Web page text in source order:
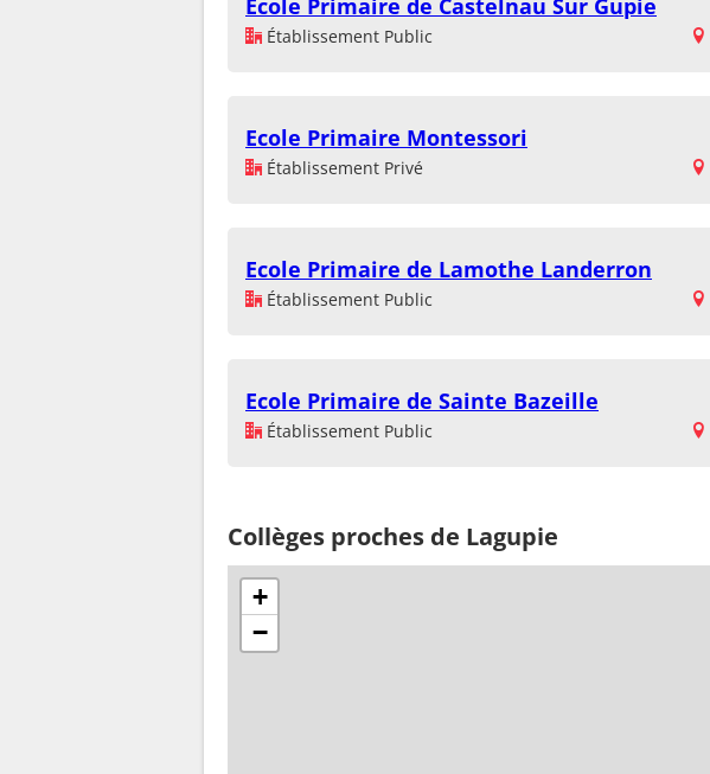
Ecole Primaire de Castelnau Sur Gupie
Établissement Public
Ecole Primaire Montessori
Établissement Privé
Ecole Primaire de Lamothe Landerron
Établissement Public
Ecole Primaire de Sainte Bazeille
Établissement Public
Collèges proches de Lagupie
+
−